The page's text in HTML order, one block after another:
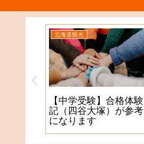
北海道観光
【中学受験】合格体験
記（四谷大塚）が参考
になります